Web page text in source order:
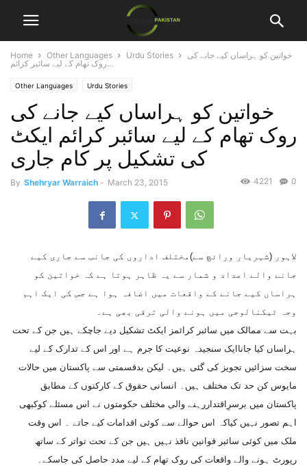
Home Other Languages Urdu Stories
خواتین کو ہراساں کیے جانے کی
روک تھام کے لیے سائبر کرائم...
Other Languages Urdu Stories
خواتین کو ہراساں کیے جانے کی
روک تھام کے لیے سائبر کرائم ایکٹ
کی تشکیل پر کام جاری
By Shehryar Warraich - March 23, 2015 0
4221
لاہور (شہریار ورائچ سے)مختلف اداروں کی جانب سے جاری کیے
جانے والے اعداد و شمار سے یہ ظاہر ہوتا ہے کہ خواتین کو
ہراساں کیے جانے کے واقعات میں اضافہ ہوا ہے جس کی ایک اہم
وجہ ٹیکنالوجی میں ہونے والی ترقی بھی ہے۔
بہت سے ممالک میں سائبر کرائمز ایکٹ تشکیل دیے جاچکے ہیں جن کے تحت
ہراساں کیا جاناایک سنجیدہ نوعیت کا جرم ہے اور اس کے تدارک کے لیے
سخت سزائیں تجویز کی گئی ہیں۔ لیکن بدقسمتی سے پاکستان میں حالات
مایوس کن حد تک مختلف ہیں۔ انسانی حقوق کے کارکنوں کے مطابق
پاکستان میں برسرِاقتداررہنے والی مختلف حکومتوں نے اس مسئلے کوکبھی
اہم تصور نہیں کیاکہ اس حوالے سے کوئی اقدامات کیے جاتے ۔ اس وقت
ملک میں کوئی سائبر قوانین نافذ نہیں ہیں جن کے تحت تواتر کے ساتھ
رپورٹ ہونے والے واقعات کی روک تھام کے لیے مدد حاصل کی جاسکے۔